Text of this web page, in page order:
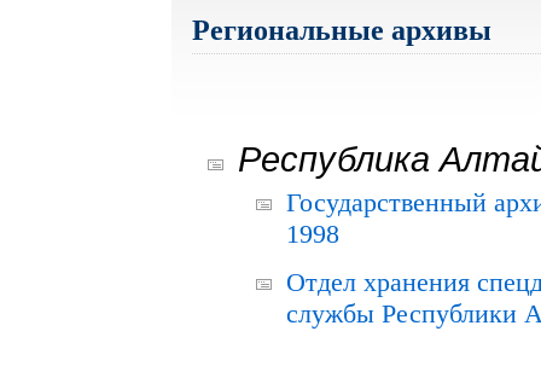
Региональные архивы
Республика
Государственный
1998
Отдел хранения
службы Республики